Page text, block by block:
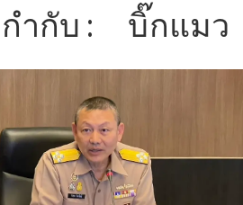
ำกับ : บิ๊กแมว